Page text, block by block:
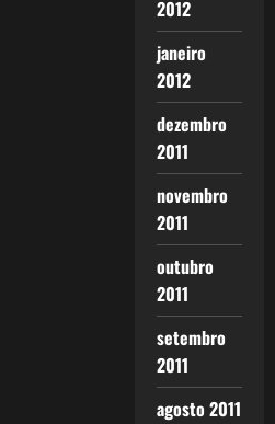
2012
janeiro
2012
dezembro
2011
novembro
2011
outubro
2011
setembro
2011
agosto 2011